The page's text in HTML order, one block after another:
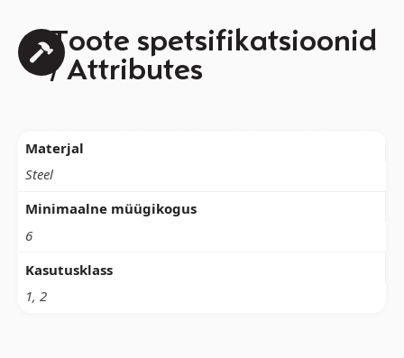
Toote spetsifikatsioonid
/ Attributes
Materjal
Steel
Minimaalne müügikogus
6
Kasutusklass
1, 2